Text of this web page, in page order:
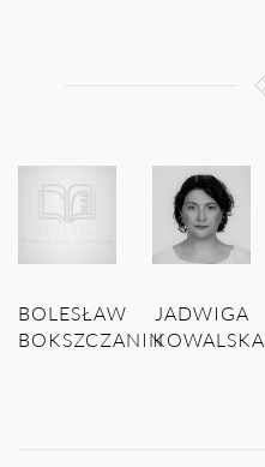
BOLESŁAW
BOKSZCZANIN
JADWIGA
KOWALSKA